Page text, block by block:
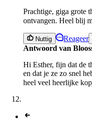
Prachtige, giga grote
ontvangen. Heel blij
Nuttig Reageer
Antwoord van
Hi Esther, fijn dat de
en dat je ze zo snel
heel veel heerlijke